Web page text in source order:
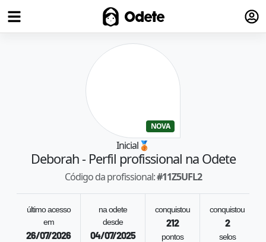
Odete
NOVA
Inicial🥉
Deborah- Perfil profissional na Odete
Código da profissional:#11Z5UFL2
último acesso
em
26/07/2026
na odete
desde
04/07/2025
conquistou
212
pontos
conquistou
2
selos